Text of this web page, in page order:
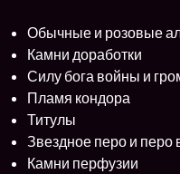
Обычные и розовые
Камни доработки
Силу бога войны и
Пламя кондора
Титулы
Звездное перо и перо
Камни перфузии